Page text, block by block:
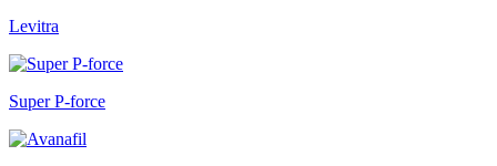
Levitra
Super P-force